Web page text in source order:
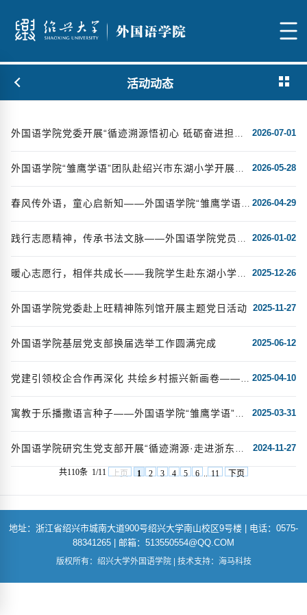
活动动态
外国语学院党委开展“循迹溯源悟初心 砥砺奋进担使命”主题党日活动 2026-07-01
外国语学院“雏鹰学语”团队赴绍兴市东湖小学开展趣味英语课堂 2026-05-28
春风传外语，童心启新知——外国语学院“雏鹰学语”团队赴绍兴东湖小学开展趣味英语课堂活动 2026-04-29
践行志愿精神，传承书法文脉——外国语学院党员志愿者赴兰亭开展志愿讲解服务 2026-01-02
暖心志愿行，相伴共成长——我院学生赴东湖小学开展校园志愿服务活动 2025-12-26
外国语学院党委赴上旺精神陈列馆开展主题党日活动 2025-11-27
外国语学院基层党支部换届选举工作圆满完成 2025-06-12
党建引领校企合作再深化 共绘乡村振兴新画卷——外国语学院赴兰亭景区开展主题党日活动 2025-04-10
寓教于乐播撒语言种子——外国语学院“雏鹰学语”团队走进东湖镇小学 2025-03-31
外国语学院研究生党支部开展“循迹溯源·走进浙东运河文化园”主题党日活动 2024-11-27
共110条 1/11 上页 1 2 3 4 5 6 .. 11 下页
地址：浙江省绍兴市城南大道900号绍兴大学南山校区9号楼 | 电话：0575-
88341265 | 邮箱：513550554@QQ.COM
版权所有：绍兴大学外国语学院 | 技术支持：海马科技